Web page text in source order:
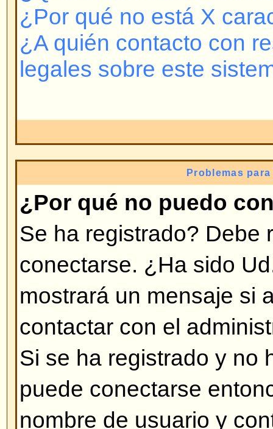
Volver arriba
¿Por qué necesito
No está obligado a hacerlo --
para crear mensajes nuevos o
registrado le da muchas
invitado no difrutaría, como
personalizado (avatar),
subscripción a grupos de
tomará unos segundos y es
hacerlo.
Volver arriba
¿Por qué me desconecta
Si no activa la opción
foro sólo lo mantendrá
tiempo. Esto previene el uso de
personas. Para mantenerse